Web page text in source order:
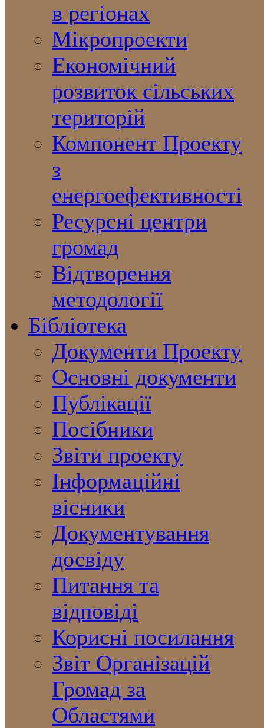
в регіонах
Мікропроекти
Економічний
розвиток сільських
територій
Компонент Проекту
з
енергоефективності
Ресурсні центри
громад
Відтворення
методології
Бібліотека
Документи Проекту
Основні документи
Публікації
Посібники
Звіти проекту
Інформаційні
вісники
Документування
досвіду
Питання та
відповіді
Корисні посилання
Звіт Організацій
Громад за
Областями